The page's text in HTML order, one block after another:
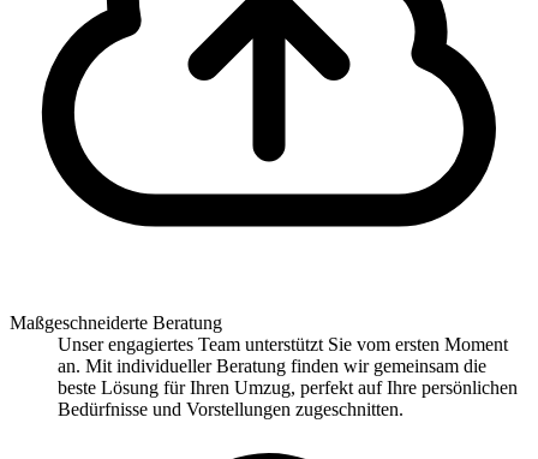
Maßgeschneiderte Beratung
Unser engagiertes Team unterstützt Sie vom ersten Moment
an. Mit individueller Beratung finden wir gemeinsam die
beste Lösung für Ihren Umzug, perfekt auf Ihre persönlichen
Bedürfnisse und Vorstellungen zugeschnitten.